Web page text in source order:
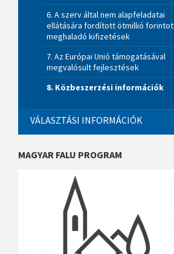
6. A szerv által nem alapfeladatai
ellátására fordított ötmillió forintot
meghaladó kifizetések
7. Az Európai Unió támogatásával
megvalósult fejlesztések
8. Közbeszerzési információk
VÁLASZTÁSI INFORMÁCIÓK
MAGYAR FALU PROGRAM